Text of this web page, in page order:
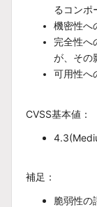
るコンポ
機密性へ
完全性へ
が、その
可用性へ
CVSS基本値：
補足：
脆弱性の